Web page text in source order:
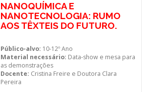
NANOQUÍMICA E
NANOTECNOLOGIA: RUMO
AOS TÊXTEIS DO FUTURO.
Público-alvo: 10-12º Ano
Material necessário: Data-show e mesa para
as demonstrações
Docente: Cristina Freire e Doutora Clara
Pereira